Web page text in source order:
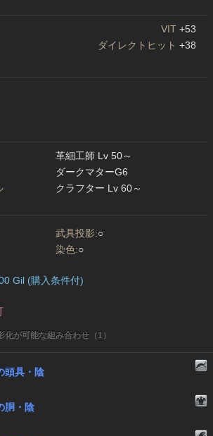
VIT +53
ダイレクトヒット +38
革細工師 Lv 50～
ダークマターG6
クラフター Lv 60～
武具投影:○
染色:○
Gil (購入条件付)
が可能な組み合わせ（1）
頭具・陰
胴・陰